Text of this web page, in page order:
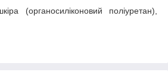
(органосиліконовий поліуретан),